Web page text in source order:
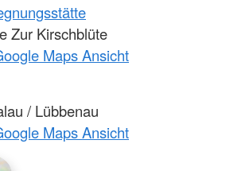
Zur Kirschblüte
Maps Ansicht
/ Lübbenau
Maps Ansicht